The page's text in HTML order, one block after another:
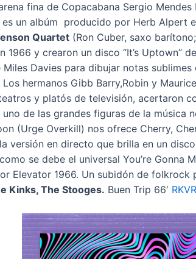
fina de Copacabana Sergio
es un albúm producido por Herb Alpert
Quartet (Ron Cuber, saxo
1966 y crearon un disco “It’s Uptown”
Davies para dibujar notas
hermanos Gibb Barry,Robin y Maurice
y platós de televisión, acertaron
uno de las grandes figuras de la música
(Urge Overkill) nos ofrece Cherry,
versión en directo que brilla en un
se debe el universal You’re Gonna
Elevator 1966. Un subidón de
Kinks, The Stooges. Buen Trip 66′